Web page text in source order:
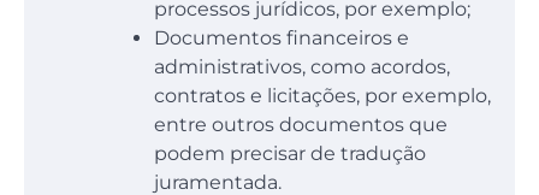
processos jurídicos, por exemplo;
Documentos financeiros e
administrativos, como acordos,
contratos e licitações, por exemplo,
entre outros documentos que
podem precisar de tradução
juramentada.